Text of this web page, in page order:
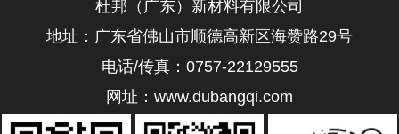
杜邦（广东）新材料有限公司
地址：广东省佛山市顺德高新区海赞路29号
电话/传真：0757-22129555
网址：www.dubangqi.com